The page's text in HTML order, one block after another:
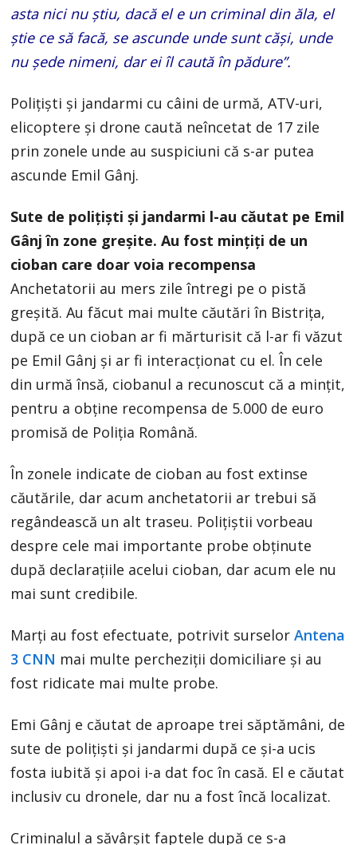
asta nici nu știu, dacă el e un criminal din ăla, el
știe ce să facă, se ascunde unde sunt căși, unde
nu șede nimeni, dar ei îl caută în pădure”.
Polițiști și jandarmi cu câini de urmă, ATV-uri,
elicoptere și drone caută neîncetat de 17 zile
prin zonele unde au suspiciuni că s-ar putea
ascunde Emil Gânj.
Sute de polițiști și jandarmi l-au căutat pe Emil
Gânj în zone greșite. Au fost mințiți de un
cioban care doar voia recompensa
Anchetatorii au mers zile întregi pe o pistă
greșită. Au făcut mai multe căutări în Bistrița,
după ce un cioban ar fi mărturisit că l-ar fi văzut
pe Emil Gânj și ar fi interacționat cu el. În cele
din urmă însă, ciobanul a recunoscut că a mințit,
pentru a obține recompensa de 5.000 de euro
promisă de Poliția Română.
În zonele indicate de cioban au fost extinse
căutările, dar acum anchetatorii ar trebui să
regândească un alt traseu. Polițiștii vorbeau
despre cele mai importante probe obținute
după declarațiile acelui cioban, dar acum ele nu
mai sunt credibile.
Marți au fost efectuate, potrivit surselorAntena
3 CNN mai multe percheziții domiciliare și au
fost ridicate mai multe probe.
Emi Gânj e căutat de aproape trei săptămâni, de
sute de polițiști și jandarmi după ce și-a ucis
fosta iubită și apoi i-a dat foc în casă. El e căutat
inclusiv cu dronele, dar nu a fost încă localizat.
Criminalul a săvârșit faptele după ce s-a